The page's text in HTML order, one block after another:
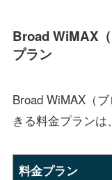
Broad WiMAX
プラン
Broad WiMAX（
きる料金プランは
料金プラン